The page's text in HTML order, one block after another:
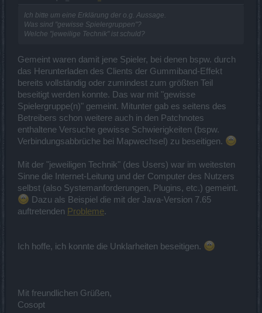
Ich bitte um eine Erklärung der o.g. Aussage.
Was sind "gewisse Spielergruppen"?
Welche "jeweilige Technik" ist schuld?
Gemeint waren damit jene Spieler, bei denen bspw. durch
das Herunterladen des Clients der Gummiband-Effekt
bereits vollständig oder zumindest zum größten Teil
beseitigt werden konnte. Das war mit "gewisse
Spielergruppe(n)" gemeint. Mitunter gab es seitens des
Betreibers schon weitere auch in den Patchnotes
enthaltene Versuche gewisse Schwierigkeiten (bspw.
Verbindungsabbrüche bei Mapwechsel) zu beseitigen.
Mit der "jeweiligen Technik" (des Users) war im weitesten
Sinne die Internet-Leitung und der Computer des Nutzers
selbst (also Systemanforderungen, Plugins, etc.) gemeint.
Dazu als Beispiel die mit der Java-Version 7.65
auftretenden Probleme.
Ich hoffe, ich konnte die Unklarheiten beseitigen.
Mit freundlichen Grüßen,
Cosopt